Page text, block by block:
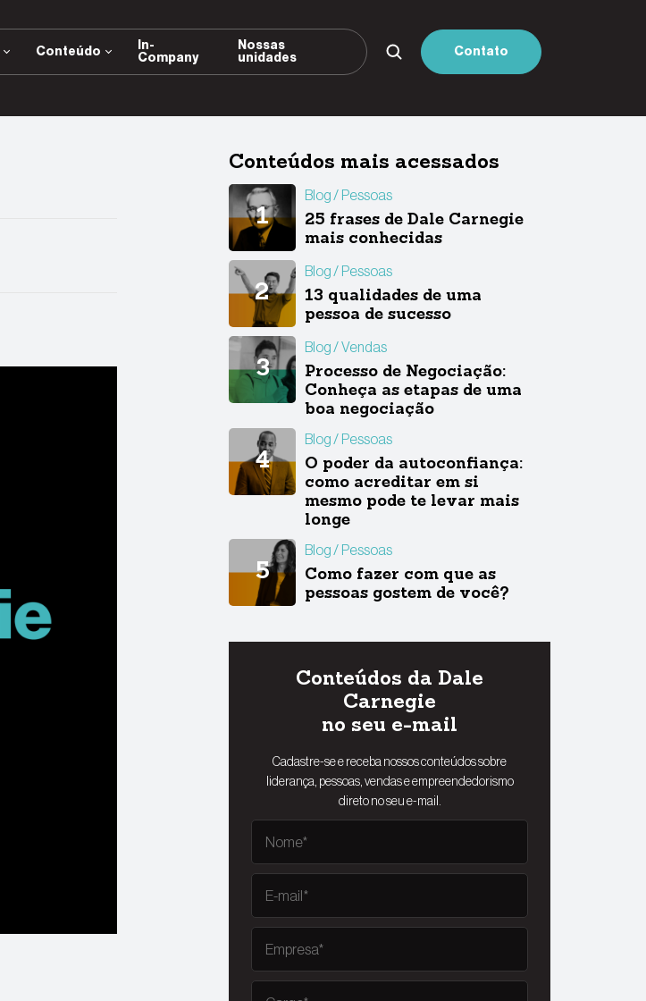
Conteúdo
In-
Company
Nossas
unidades
Contato
Conteúdos mais acessados
Blog Pessoas
25 frases de Dale Carnegie
mais conhecidas
Blog Pessoas
13 qualidades de uma
pessoa de sucesso
Blog Vendas
Processo de Negociação:
Conheça as etapas de uma
boa negociação
Blog Pessoas
O poder da autoconfiança:
como acreditar em si
mesmo pode te levar mais
longe
Blog Pessoas
Como fazer com que as
pessoas gostem de você?
Conteúdos da Dale
Carnegie
no seu e-mail
Cadastre-se e receba nossos conteúdos sobre
liderança, pessoas, vendas e empreendedorismo
direto no seu e-mail.